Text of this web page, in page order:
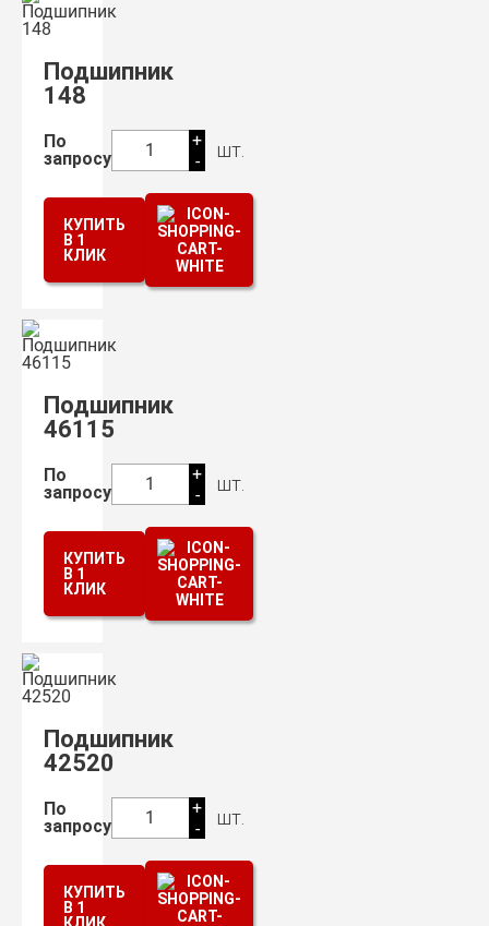
Подшипник
148
По
запросу
1
+
-
шт.
КУПИТЬ
В 1
КЛИК
Подшипник
46115
По
запросу
1
+
-
шт.
КУПИТЬ
В 1
КЛИК
Подшипник
42520
По
запросу
1
+
-
шт.
КУПИТЬ
В 1